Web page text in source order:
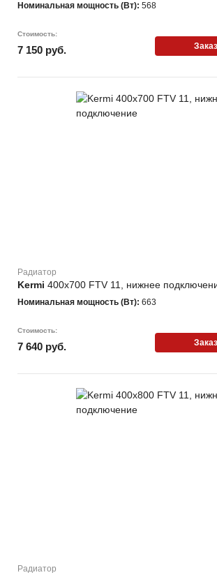
Номинальная мощность (Вт): 568
Стоимость:
7 150 руб.
Радиатор
Kermi 400х700 FTV 11, нижнее
Номинальная мощность (Вт): 663
Стоимость:
7 640 руб.
Радиатор